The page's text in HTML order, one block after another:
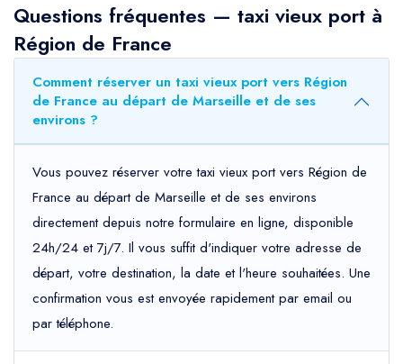
Questions fréquentes — taxi vieux port à
Région de France
Comment réserver un taxi vieux port vers Région
de France au départ de Marseille et de ses
environs ?
Vous pouvez réserver votre taxi vieux port vers Région de
France au départ de Marseille et de ses environs
directement depuis notre formulaire en ligne, disponible
24h/24 et 7j/7. Il vous suffit d'indiquer votre adresse de
départ, votre destination, la date et l'heure souhaitées. Une
confirmation vous est envoyée rapidement par email ou
par téléphone.